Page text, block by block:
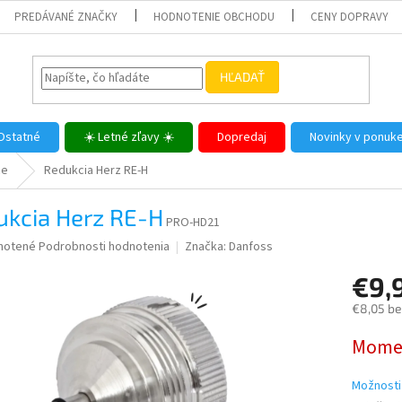
PREDÁVANÉ ZNAČKY HODNOTENIE OBCHODU CENY DOPRAVY
HĽADAŤ
☀️ Letné zľavy ☀️ Dopredaj Novinky v ponuke
Redukcia Herz RE-H
Herz RE-HPRO-HD21
Podrobnosti hodnotenia Značka: Danfoss
€8,05
cena: